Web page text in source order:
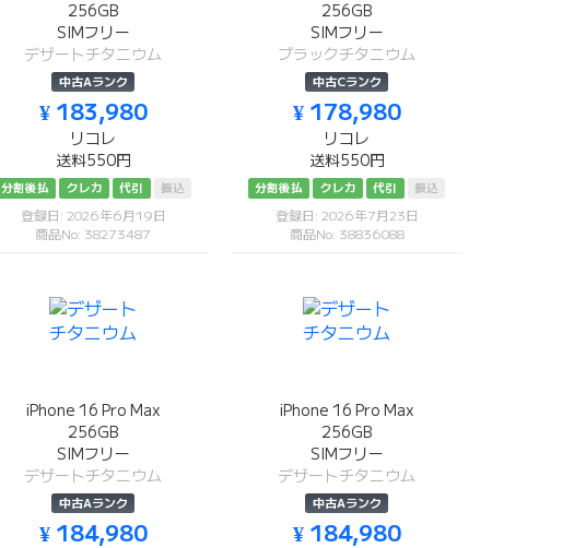
256GB
SIMフリー
デザートチタニウム
中古Aランク
¥ 183,980
リコレ
送料550円
分割後払 クレカ 代引 振込
登録日: 2026年6月19日
商品No: 38273487
256GB
SIMフリー
ブラックチタニウム
中古Cランク
¥ 178,980
リコレ
送料550円
分割後払 クレカ 代引 振込
登録日: 2026年7月23日
商品No: 38836088
iPhone 16 Pro Max
256GB
SIMフリー
デザートチタニウム
中古Aランク
¥ 184,980
iPhone 16 Pro Max
256GB
SIMフリー
デザートチタニウム
中古Aランク
¥ 184,980